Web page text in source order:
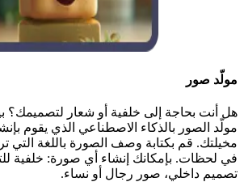
مولّد صور
هل أنت بحاجة إلى خلفية أو شعار لتصميمك؟
مولّد الصور بالذكاء الاصطناعي الذي يقوم
مخيلتك. قم بكتابة وصف الصورة باللغة التي
في لحظات. بإمكانك إنشاء أي صورة: خلفية
تصميم داخلي، صور رجال أو نساء.